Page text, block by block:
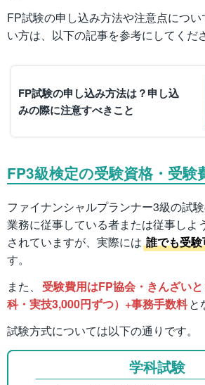
FP試験の申し込み方法や注意点につ
い方は、以下の記事を参考にしてくだ
FP試験の申し込み方法は？申し込
みの際に注意すべきこと
FP3級検定の受験資格・受験
ファイナンシャルプランナー3級の試
業務に従事している者または従事しよ
されていますが、実際には 誰でも受
す。
また、
受験費用はFP協会・きんざい
科・実技3,000円ずつ）+事務手数料と
試験方式については以下の通りです。
学科試験